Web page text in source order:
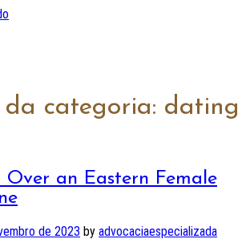
categoria: dating
an Eastern Female
de 2023 by advocaciaespecializada